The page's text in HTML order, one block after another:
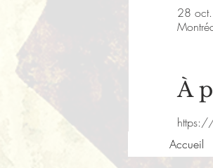
28
À
Accueil